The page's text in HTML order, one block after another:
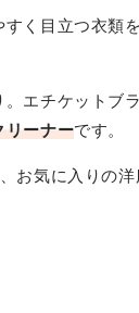
く目立つ衣類
エチケットブ
リーナーです。
お気に入りの